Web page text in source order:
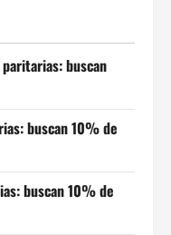
buscan
buscan 10% de
buscan 10% de